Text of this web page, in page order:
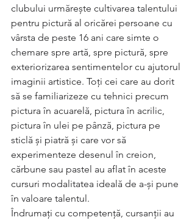
clubului urmărește cultivarea talentului
pentru pictură al oricărei persoane cu
vârsta de peste 16 ani care simte o
chemare spre artă, spre pictură, spre
exteriorizarea sentimentelor cu ajutorul
imaginii artistice. Toți cei care au dorit
să se familiarizeze cu tehnici precum
pictura în acuarelă, pictura în acrilic,
pictura în ulei pe pânză, pictura pe
sticlă și piatră și care vor să
experimenteze desenul în creion,
cărbune sau pastel au aflat în aceste
cursuri modalitatea ideală de a-și pune
în valoare talentul.
Îndrumați cu competență, cursanții au